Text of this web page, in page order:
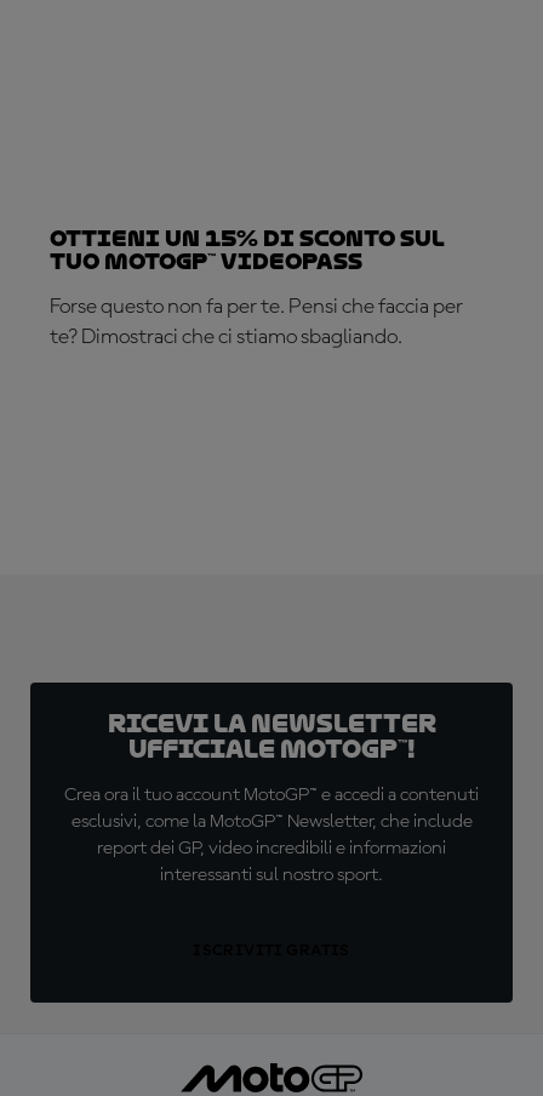
Ottieni un 15% di sconto sul
tuo MotoGP™ VideoPass
Forse questo non fa per te. Pensi che faccia per
te? Dimostraci che ci stiamo sbagliando.
Ricevi la newsletter
ufficiale MotoGP™!
Crea ora il tuo account MotoGP™ e accedi a contenuti
esclusivi, come la MotoGP™ Newsletter, che include
report dei GP, video incredibili e informazioni
interessanti sul nostro sport.